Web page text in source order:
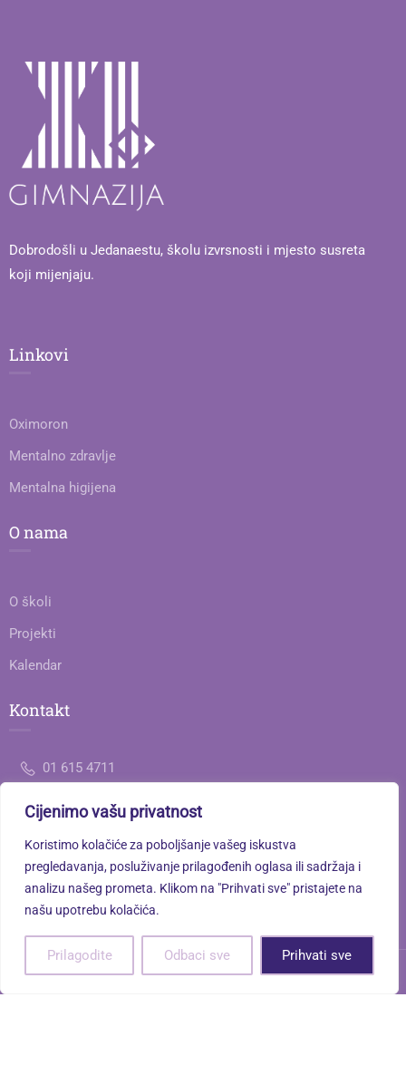
Cijenimo vašu privatnost
Koristimo kolačiće za poboljšanje vašeg iskustva
pregledavanja, posluživanje prilagođenih oglasa ili sadržaja i
analizu našeg prometa. Klikom na "Prihvati sve" pristajete na
našu upotrebu kolačića.
Prilagodite Odbaci sve Prihvati sve
Dobrodošli u Jedanaestu, školu izvrsnosti i mjesto susreta
koji mijenjaju.
Linkovi
Oximoron
Mentalno zdravlje
Mentalna higijena
O nama
O školi
Projekti
Kalendar
Kontakt
01 615 4711
ured@gimnazija-jedanaesta-zg.skole.hr
Savska cesta 77, 10000 Zagreb